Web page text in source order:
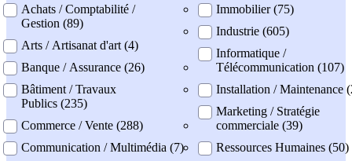
professionel
Achats / Comptabilité /
Gestion (89)
Arts / Artisanat d'art (4)
Banque / Assurance (26)
Bâtiment / Travaux
Publics (235)
Commerce / Vente (288)
Communication / Multimédia (7)
Immobilier (75)
Industrie (605)
Informatique /
Télécommunication (107)
Installation / Maintenance
Marketing / Stratégie
commerciale (39)
Ressources Humaines (50)